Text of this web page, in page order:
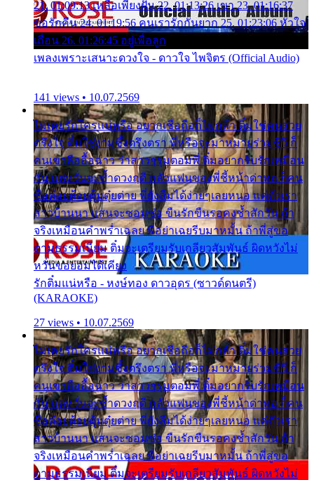
21. 01:09:13 เหลือเพียงฝัน 22. 01:13:26 เขา 23. 01:16:37
ขอรักคืน 24. 01:19:56 คนเรารักกันยาก 25. 01:23:06 หัวใจ
เถื่อน 26. 01:26:45 อยู่เพื่อลูก
เพลงเพราะเสนาะดวงใจ - ดาวใจ ไพจิตร (Official Audio)
141 views • 10.07.2569
ไม่เคยรักใครแน่หรือ อยากเชื่อถือก็ไม่กล้า ติ๋มใช่คนสวย
ตรึงใจ ติ๋มใช่งามซึ้งตรึงตรา พี่หรือจะมาหมายร่วมชีวี ก็
คนเขาลืออื้อฉาว ว่าสาวๆรุมตอมพี่ ติ๋มอยากรับรักเหมือน
กัน แต่หวั่นจะช้ำดวงฤดี กลัวแฟนของพี่ชี้หน้าด่าทอ ก็คน
ชื่อต๋อยต้อยตุ้มตุ๋ยต่าย พี่ยังลืมได้ง่ายๆเลยหนอ แค่ตัวเรา
สาวบ้านนา แสนจะซอมซ่อ ขืนรักขืนรอคงช้ำสักวัน ถ้า
จริงเหมือนคำพร่ำเฉลย พี่อย่าเฉยรีบมาหมั้น ถ้าพี่สู่ขอ
ตามธรรมเนียม ติ๋มจะเตรียมรับเกลียวสัมพันธ์ ผิดหวังไม่
หวั่นขอยอมได้เคียง
รักติ๋มแน่หรือ - หงษ์ทอง ดาวอุดร (ซาวด์ดนตรี)
(KARAOKE)
27 views • 10.07.2569
ไม่เคยรักใครแน่หรือ อยากเชื่อถือก็ไม่กล้า ติ๋มใช่คนสวย
ตรึงใจ ติ๋มใช่งามซึ้งตรึงตรา พี่หรือจะมาหมายร่วมชีวี ก็
คนเขาลืออื้อฉาว ว่าสาวๆรุมตอมพี่ ติ๋มอยากรับรักเหมือน
กัน แต่หวั่นจะช้ำดวงฤดี กลัวแฟนของพี่ชี้หน้าด่าทอ ก็คน
ชื่อต๋อยต้อยตุ้มตุ๋ยต่าย พี่ยังลืมได้ง่ายๆเลยหนอ แค่ตัวเรา
สาวบ้านนา แสนจะซอมซ่อ ขืนรักขืนรอคงช้ำสักวัน ถ้า
จริงเหมือนคำพร่ำเฉลย พี่อย่าเฉยรีบมาหมั้น ถ้าพี่สู่ขอ
ตามธรรมเนียม ติ๋มจะเตรียมรับเกลียวสัมพันธ์ ผิดหวังไม่